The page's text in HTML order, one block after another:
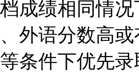
成绩相同情
外语分数高
条件下优先